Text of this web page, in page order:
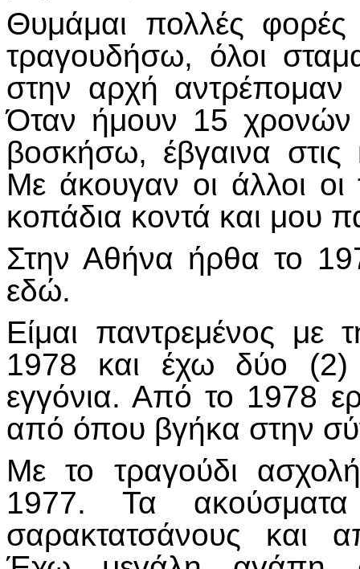
Θυμάμαι πολλές
τραγουδήσω, όλοι
στην αρχή
Όταν ήμουν 15 χρονών
βοσκήσω, έβγαινα
Με άκουγαν οι άλλοι οι
κοπάδια κοντά και μου
Στην Αθήνα ήρθα το
εδώ.
Είμαι παντρεμένος με
1978 και έχω δύο (2)
εγγόνια. Από το 1978
από όπου βγήκα στην
Με το τραγούδι
1977. Τα
σαρακτατσάνους και